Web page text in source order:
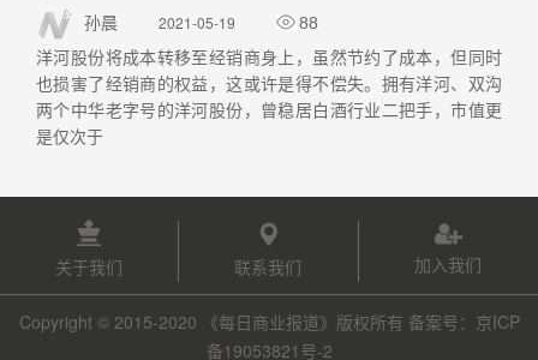
孙晨 2021-05-19 88
洋河股份将成本转移至经销商身上，虽然节约了成本，但同时
也损害了经销商的权益，这或许是得不偿失。拥有洋河、双沟
两个中华老字号的洋河股份，曾稳居白酒行业二把手，市值更
是仅次于
关于我们 联系我们 加入我们
Copyright © 2015-2020 《每日商业报道》版权所有 备案号：京ICP
备19053821号-2